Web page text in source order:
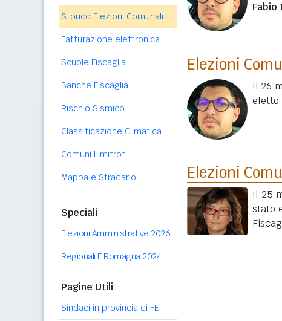
Storico Elezioni Comunali
Fatturazione elettronica
Scuole Fiscaglia
Banche Fiscaglia
Rischio Sismico
Classificazione Climatica
Comuni Limitrofi
Mappa e Stradario
Speciali
Elezioni Amministrative 2026
Regionali E.Romagna 2024
Pagine Utili
Sindaci in provincia di FE
Fabio
Elezioni
Il 26
eletto
Elezioni
Il 25
stato